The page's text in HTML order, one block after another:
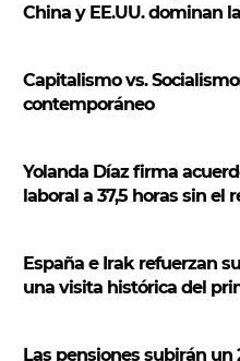
c
r
China y EE.UU. dominan
Capitalismo vs.
contemporáneo
Yolanda Díaz firma
laboral a 37,5 horas sin el
España e Irak refuerzan
una visita histórica del
Las pensiones subirán un